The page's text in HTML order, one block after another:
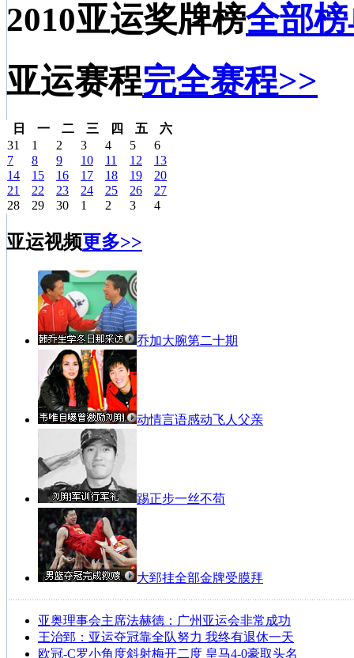
2010亚运奖牌榜全部
亚运赛程完全赛程>>
日 一 二 三 四 五
六
31
1 2 3 4 5
6
7
8 9 10 11 12
13
14
15 16 17 18 19
20
21
22 23 24 25 26
27
28
29 30 1 2 3 4
亚运视频更多>>
乔加大腕第二十期
动情言语感动飞人父亲
踢正步一丝不苟
大郅挂全部金牌受膜拜
亚奥理事会主席法赫德：广州亚运会非常成功
王治郅：亚运夺冠靠全队努力 我终有退休一天
欧冠-C罗小角度斜射梅开二度 皇马4-0豪取头名